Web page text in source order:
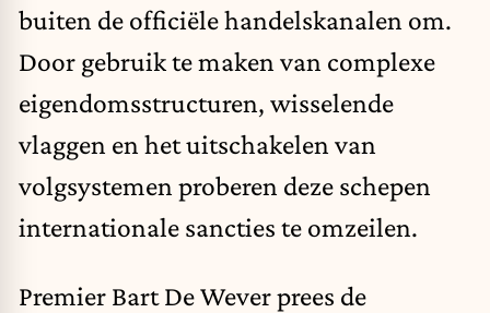
buiten de officiële handelskanalen om.
Door gebruik te maken van complexe
eigendomsstructuren, wisselende
vlaggen en het uitschakelen van
volgsystemen proberen deze schepen
internationale sancties te omzeilen.
Premier Bart De Wever prees de